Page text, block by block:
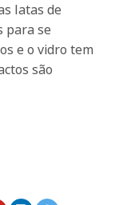
latas de
para se
e o vidro tem
são